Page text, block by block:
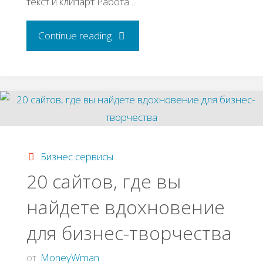
Continue reading"Какие
ускорят
работу
маркетолога?"
Бизнес сервисы
20 caйтoв, гдe вы
нaйдeтe вдoхнoвeниe
для бизнес-твopчecтвa
от MoneyWman